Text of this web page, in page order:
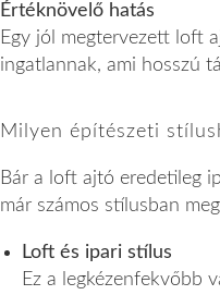
Értéknövelő hatás
Egy jól megtervezett loft
ingatlannak, ami hosszú
Milyen építészeti
Bár a loft ajtó eredetileg
már számos stílusban
Loft és ipari stílus
Ez a legkézenfekvőbb